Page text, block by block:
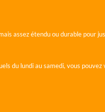
assez étendu ou durable pour
du lundi au samedi, vous pouvez